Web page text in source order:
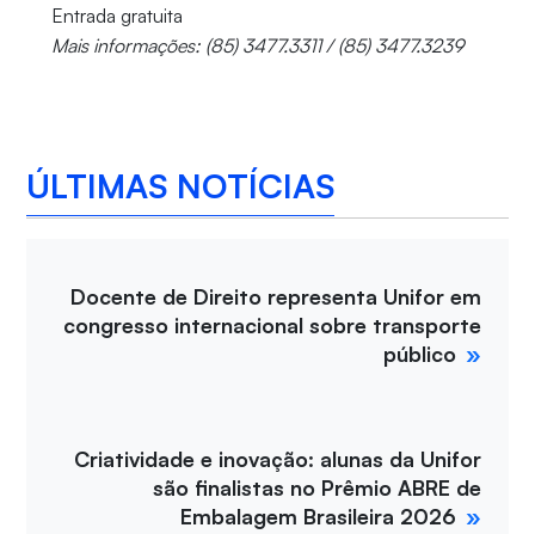
Entrada gratuita
Mais informações: (85) 3477.3311 / (85) 3477.3239
ÚLTIMAS NOTÍCIAS
Docente de Direito representa Unifor em
congresso internacional sobre transporte
público
Criatividade e inovação: alunas da Unifor
são finalistas no Prêmio ABRE de
Embalagem Brasileira 2026